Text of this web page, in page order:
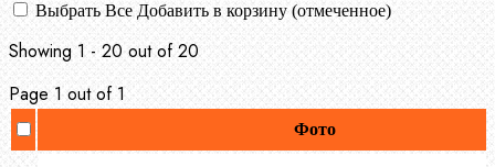
Выбрать Все Добавить в корзину (отмеченное)
Showing 1 - 20 out of 20
Page 1 out of 1
Фото